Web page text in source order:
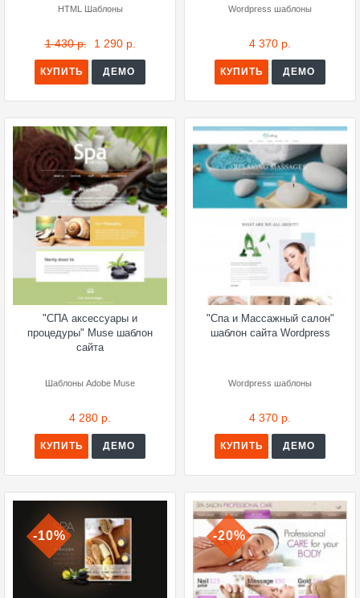
HTML Шаблоны
1 430 р. 1 290 р.
КУПИТЬ ДЕМО
Wordpress шаблоны
4 370 р.
КУПИТЬ ДЕМО
"СПА аксессуары и
процедуры" Muse шаблон
сайта
Шаблоны Adobe Muse
4 280 р.
КУПИТЬ ДЕМО
"Спа и Массажный салон"
шаблон сайта Wordpress
Wordpress шаблоны
4 370 р.
КУПИТЬ ДЕМО
-10% -20%